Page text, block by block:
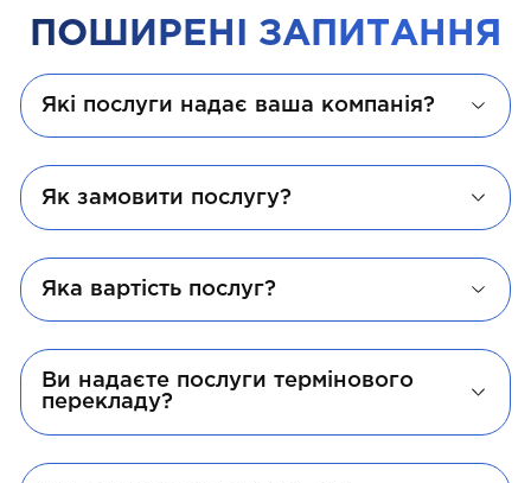
ПОШИРЕНІ ЗАПИТАННЯ
Які послуги надає ваша компанія?
Як замовити послугу?
Яка вартість послуг?
Ви надаєте послуги термінового
перекладу?